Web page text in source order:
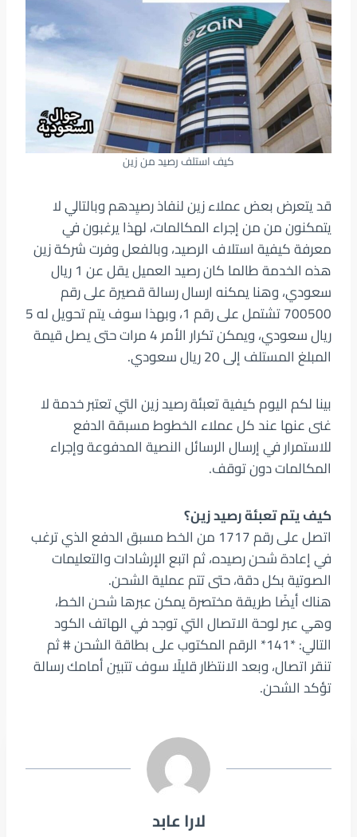
كيف استلف رصيد من زين
قد يتعرض بعض عملاء زين لنفاذ رصيِدهم وبالتالي لا
يتمكنون من من إجراء المكالمات، لهذا يرغبون في
معرفة كيفية استلاف الرصيد، وبالفعل وفرت شركة زين
هذه الخدمة طالما كان رصيد العميل يقل عن 1 ريال
سعودي، وهنا يمكنه ارسال رسالة قصيرة على رقم
700500 تشتمل على رقم 1، وبهذا سوف يتم تحويل له 5
ريال سعودي، ويمكن تكرار الأمر 4 مرات حتى يصل قيمة
المبلغ المستلف إلى 20 ريال سعودي.
بينا لكم اليوم كيفية تعبئة رصيد زين التي تعتبر خدمة لا
غنى عنها عند كل عملاء الخطوط مسبقة الدفع
للاستمرار في إرسال الرسائل النصية المدفوعة وإجراء
المكالمات دون توقف.
كيف يتم تعبئة رصيد زين؟
اتصل على رقم 1717 من الخط مسبق الدفع الذي ترغب
في إعادة شحن رصيده، ثم اتبع الإرشادات والتعليمات
الصوتية بكل دقة، حتى تتم عملية الشحن.
هناك أيضًا طريقة مختصرة يمكن عبرها شحن الخط،
وهي عبر لوحة الاتصال التي توجد في الهاتف الكود
التالي: *141* الرقم المكتوب على بطاقة الشحن # ثم
تنقر اتصال، وبعد الانتظار قليلًا سوف تتبين أمامك رسالة
تؤكد الشحن.
لارا عابد